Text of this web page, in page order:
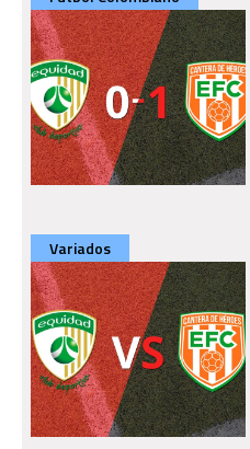
Variados